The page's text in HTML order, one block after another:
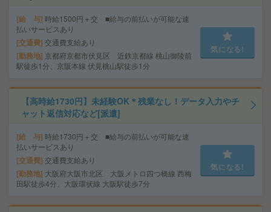
給 与 時給1500円＋交 ■給与の前払いが可能な速
払いサービスあり
交通費 交通費支給あり
勤務地 京都府京都市伏見区 近鉄京都線 桃山御陵前
駅徒歩1分、京阪本線 伏見桃山駅徒歩1分
気になる!
【高時給1730円】未経験OK＊残業なし！データ入力やチ
ャット返信対応など[派遣]
給 与 時給1730円＋交 ■給与の前払いが可能な速
払いサービスあり
交通費 交通費支給あり
勤務地 大阪府大阪市北区 大阪メトロ四つ橋線 西梅
田駅徒歩4分、大阪環状線 大阪駅徒歩7分
気になる!